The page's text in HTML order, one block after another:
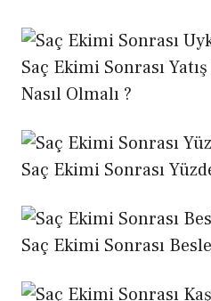
Saç Ekimi Sonrası
Nasıl Olmalı ?
Saç Ekimi Sonrası
Saç Ekimi Sonrası